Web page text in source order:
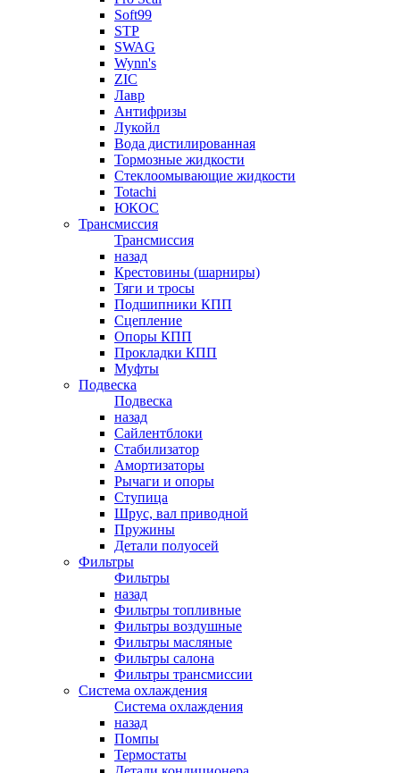
Soft99
STP
SWAG
Wynn's
ZIC
Лавр
Антифризы
Лукойл
Вода дистилированная
Тормозные жидкости
Стеклоомывающие жидкости
Totachi
ЮКОС
Трансмиссия
Трансмиссия
назад
Крестовины (шарниры)
Тяги и тросы
Подшипники КПП
Сцепление
Опоры КПП
Прокладки КПП
Муфты
Подвеска
Подвеска
назад
Сайлентблоки
Стабилизатор
Амортизаторы
Рычаги и опоры
Ступица
Шрус, вал приводной
Пружины
Детали полуосей
Фильтры
Фильтры
назад
Фильтры топливные
Фильтры воздушные
Фильтры масляные
Фильтры салона
Фильтры трансмиссии
Система охлаждения
Система охлаждения
назад
Помпы
Термостаты